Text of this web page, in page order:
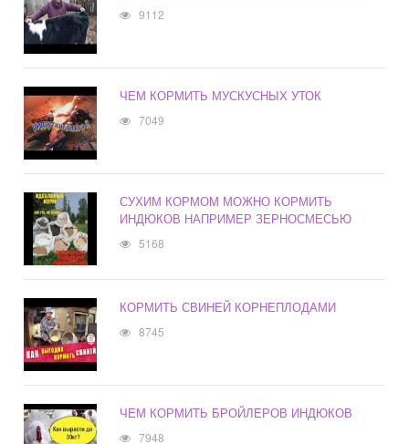
9112
ЧЕМ КОРМИТЬ МУСКУСНЫХ УТОК
7049
СУХИМ КОРМОМ МОЖНО КОРМИТЬ
ИНДЮКОВ НАПРИМЕР ЗЕРНОСМЕСЬЮ
5168
КОРМИТЬ СВИНЕЙ КОРНЕПЛОДАМИ
8745
ЧЕМ КОРМИТЬ БРОЙЛЕРОВ ИНДЮКОВ
7948